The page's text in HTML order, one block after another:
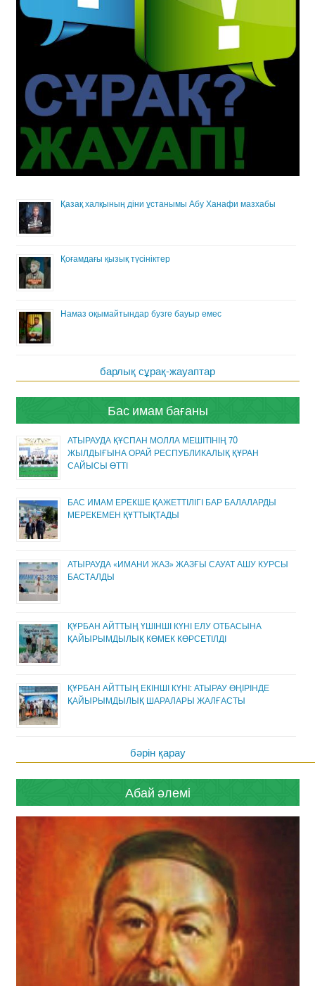
Қазақ халқының діни ұстанымы Абу Ханафи мазхабы
Қоғамдағы қызық түсініктер
Намаз оқымайтындар бузге бауыр емес
барлық сұрақ-жауаптар
Бас имам бағаны
АТЫРАУДА ҚҰСПАН МОЛЛА МЕШІТІНІҢ 70
ЖЫЛДЫҒЫНА ОРАЙ РЕСПУБЛИКАЛЫҚ ҚҰРАН
САЙЫСЫ ӨТТІ
БАС ИМАМ ЕРЕКШЕ ҚАЖЕТТІЛІГІ БАР БАЛАЛАРДЫ
МЕРЕКЕМЕН ҚҰТТЫҚТАДЫ
АТЫРАУДА «ИМАНИ ЖАЗ» ЖАЗҒЫ САУАТ АШУ КУРСЫ
БАСТАЛДЫ
ҚҰРБАН АЙТТЫҢ ҮШІНШІ КҮНІ ЕЛУ ОТБАСЫНА
ҚАЙЫРЫМДЫЛЫҚ КӨМЕК КӨРСЕТІЛДІ
ҚҰРБАН АЙТТЫҢ ЕКІНШІ КҮНІ: АТЫРАУ ӨҢІРІНДЕ
ҚАЙЫРЫМДЫЛЫҚ ШАРАЛАРЫ ЖАЛҒАСТЫ
бәрін қарау
Абай әлемі